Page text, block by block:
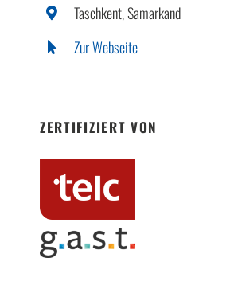
Taschkent, Samarkand
Zur Webseite
ZERTIFIZIERT VON